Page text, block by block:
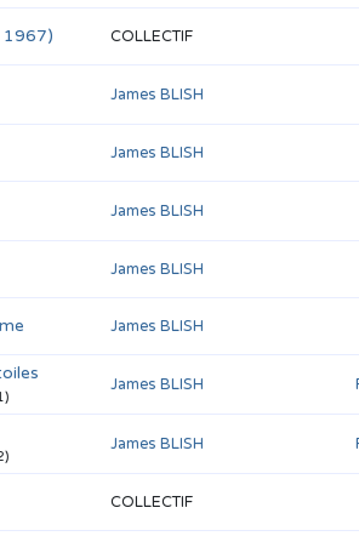
1967) COLLECTIF
James BLISH
James BLISH
James BLISH
James BLISH
James BLISH
James BLISH
James BLISH
COLLECTIF